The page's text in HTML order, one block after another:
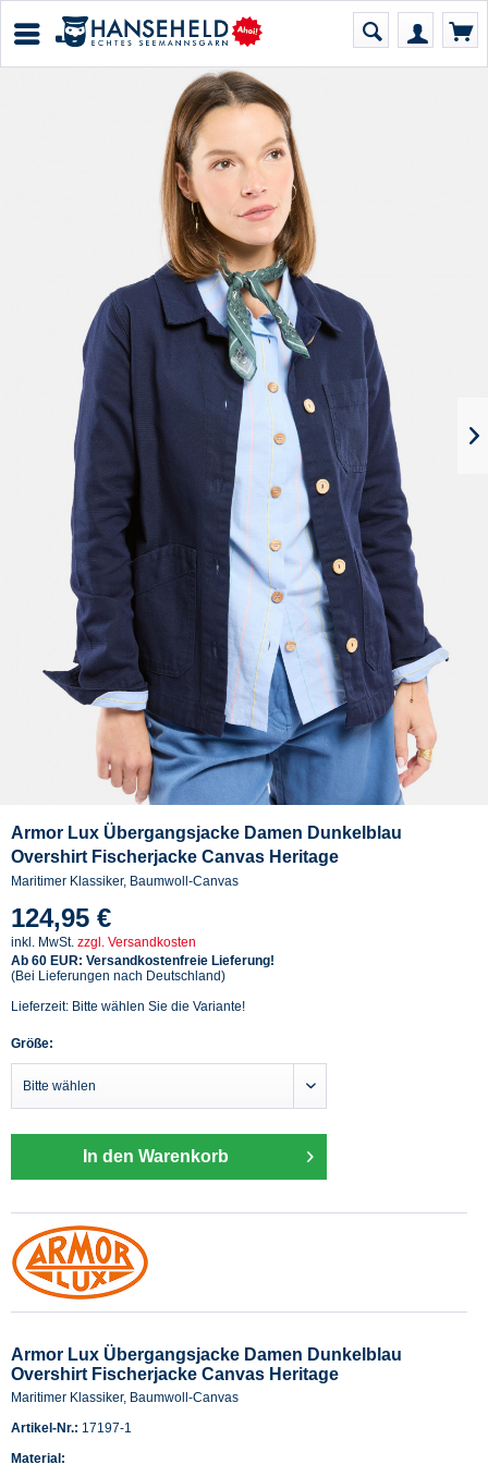
Armor Lux Übergangsjacke Damen Dunkelblau
Overshirt Fischerjacke Canvas Heritage
Maritimer Klassiker, Baumwoll-Canvas
124,95 €
inkl. MwSt. zzgl. Versandkosten
Ab 60 EUR: Versandkostenfreie Lieferung!
(Bei Lieferungen nach Deutschland)
Lieferzeit: Bitte wählen Sie die Variante!
Größe:
In den Warenkorb
Armor Lux Übergangsjacke Damen Dunkelblau
Overshirt Fischerjacke Canvas Heritage
Maritimer Klassiker, Baumwoll-Canvas
Artikel-Nr.: 17197-1
Material: